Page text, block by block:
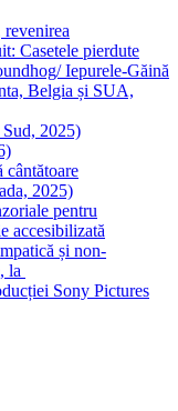
Casetele pierdute
Iepurele-Găină
Belgia și SUA,
2025)
2025)
pentru
accesibilizată
și non-
la
Sony Pictures